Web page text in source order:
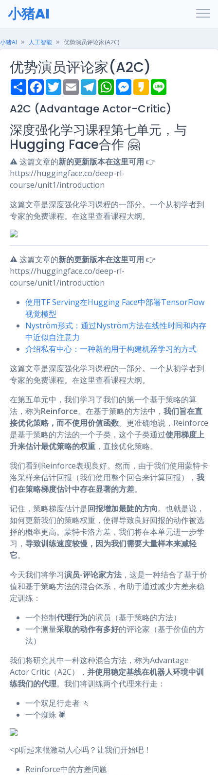
小猪AI
小猪AI 人工智能 优势演员评论家(A2C)
优势演员评论家(A2C)
S
h
r
e
F
a
e
b
o
o
k
T
w
t
t
e
r
E
m
i
l
T
e
e
g
r
a
m
W
h
t
s
A
p
p
M
e
s
g
e
r
K
a
a
o
e
A2C (Advantage Actor-Critic)
深度强化学习课程第七单元，与
Hugging Face合作 🤗
⚠️ 这篇文章的新的更新版本在这里可用 👉
https://huggingface.co/deep-rl-
course/unit1/introduction
这篇文章是深度强化学习课程的一部分。一个从初学者到
专家的免费课程。在这里查看课程大纲。
⚠️ 这篇文章的新的更新版本在这里可用 👉
https://huggingface.co/deep-rl-
course/unit1/introduction
使用TF Serving在Hugging Face中部署TensorFlow
视觉模型
Nyström形式：通过Nyström方法在线性时间和内存
中近似自注意力
介绍私有中心：一种新的用于构建机器学习的方式
这篇文章是深度强化学习课程的一部分。一个从初学者到
专家的免费课程。在这里查看课程大纲。
在第五单元中，我们学习了我们的第一个基于策略的算
法，称为Reinforce。在基于策略的方法中， 我们旨在直
接优化策略，而不使用价值函数。更准确地说，Reinforce
是基于策略的方法的一个子类，这个子类通过使用梯度上
升来估计最优策略的权重 ，直接优化策略。
我们看到Reinforce表现良好。然而，由于我们使用蒙特卡
洛采样来估计回报（我们使用整个回合来计算回报）， 我
们在策略梯度估计中存在显著的方差。
记住，策略梯度估计是回报增加最陡的方向。也就是说，
如何更新我们的策略权重，使得导致良好回报的动作被选
择的概率更高。蒙特卡洛方差，我们将在本单元进一步学
习， 导致训练速度较慢，因为我们需要大量样本来减轻
它。
今天我们将学习演员-评论家方法 ，这是一种结合了基于价
值和基于策略方法的混合体系，有助于通过减少方差来稳
定训练：
一个控制代理行为的演员（基于策略的方法）
一个测量采取的动作有多好的评论家（基于价值的方
法）
我们将研究其中一种这种混合方法，称为Advantage
Actor Critic（A2C）， 并使用稳定基线在机器人环境中训
练我们的代理。我们将训练两个代理来行走：
一个双足行走者 🚶
一个蜘蛛 🕷️
<p听起来很激动人心吗？让我们开始吧！
Reinforce中的方差问题